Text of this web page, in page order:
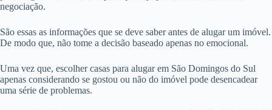
negociação.
São essas as informações que se deve saber antes de alugar um imóvel.
De modo que, não tome a decisão baseado apenas no emocional.
Uma vez que, escolher casas para alugar em São Domingos do Sul
apenas considerando se gostou ou não do imóvel pode desencadear
uma série de problemas.